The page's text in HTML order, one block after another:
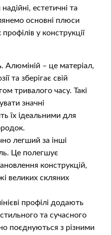
естетичні та
основні плюси
у конструкції
. Алюміній – це матеріал,
та зберігає свій
тривалого часу. Такі
значні
їх ідеальними для
легший за інші
Це полегшує
конструкцій,
великих скляних
профілі додають
та сучасного
поєднуються з різними